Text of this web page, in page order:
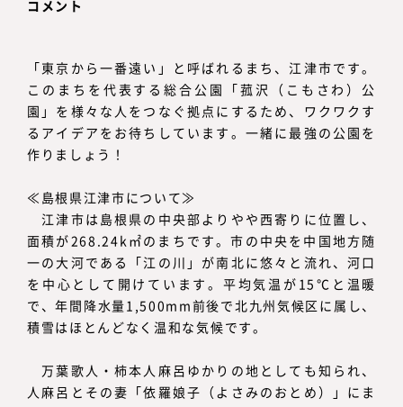
コメント
「東京から一番遠い」と呼ばれるまち、江津市です。
このまちを代表する総合公園「菰沢（こもさわ）公
園」を様々な人をつなぐ拠点にするため、ワクワクす
るアイデアをお待ちしています。一緒に最強の公園を
作りましょう！
≪島根県江津市について≫
江津市は島根県の中央部よりやや西寄りに位置し、
面積が268.24k㎡のまちです。市の中央を中国地方随
一の大河である「江の川」が南北に悠々と流れ、河口
を中心として開けています。平均気温が15℃と温暖
で、年間降水量1,500mm前後で北九州気候区に属し、
積雪はほとんどなく温和な気候です。
万葉歌人・柿本人麻呂ゆかりの地としても知られ、
人麻呂とその妻「依羅娘子（よさみのおとめ）」にま